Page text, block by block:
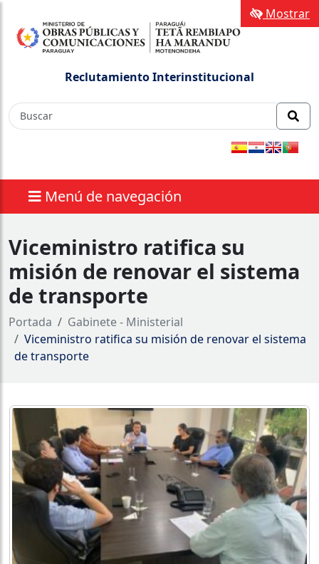
Reclutamiento Interinstitucional
Menú de navegación
Mostrar
Viceministro ratifica su
misión de renovar el sistema
de transporte
Portada
Gabinete - Ministerial
Viceministro ratifica su misión de renovar el sistema
de transporte